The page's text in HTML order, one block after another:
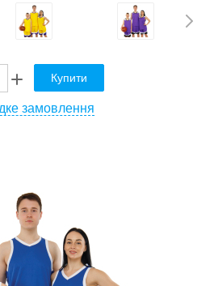
Купити
замовлення